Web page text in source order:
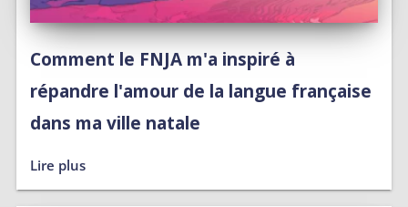
Comment le FNJA m'a inspiré à
répandre l'amour de la langue française
dans ma ville natale
Lire plus